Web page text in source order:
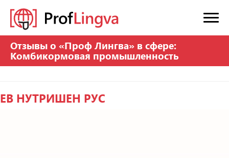
Отзывы о «Проф Лингва» в сфере:
Комбикормовая промышленность
ЕВ НУТРИШЕН РУС